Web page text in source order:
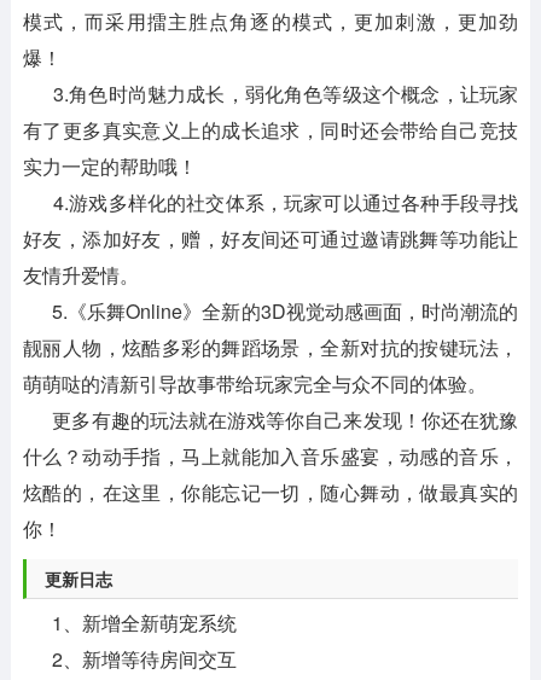
模式，而采用擂主胜点角逐的模式，更加刺激，更加劲
爆！
3.角色时尚魅力成长，弱化角色等级这个概念，让玩家
有了更多真实意义上的成长追求，同时还会带给自己竞技
实力一定的帮助哦！
4.游戏多样化的社交体系，玩家可以通过各种手段寻找
好友，添加好友，赠，好友间还可通过邀请跳舞等功能让
友情升爱情。
5.《乐舞Online》全新的3D视觉动感画面，时尚潮流的
靓丽人物，炫酷多彩的舞蹈场景，全新对抗的按键玩法，
萌萌哒的清新引导故事带给玩家完全与众不同的体验。
更多有趣的玩法就在游戏等你自己来发现！你还在犹豫
什么？动动手指，马上就能加入音乐盛宴，动感的音乐，
炫酷的，在这里，你能忘记一切，随心舞动，做最真实的
你！
更新日志
1、新增全新萌宠系统
2、新增等待房间交互